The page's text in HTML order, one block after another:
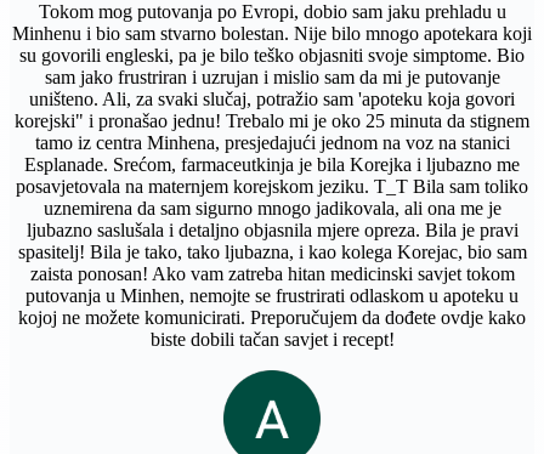
Tokom mog putovanja po Evropi, dobio sam jaku prehladu u
Minhenu i bio sam stvarno bolestan. Nije bilo mnogo apotekara koji
su govorili engleski, pa je bilo teško objasniti svoje simptome. Bio
sam jako frustriran i uzrujan i mislio sam da mi je putovanje
uništeno. Ali, za svaki slučaj, potražio sam 'apoteku koja govori
korejski" i pronašao jednu! Trebalo mi je oko 25 minuta da stignem
tamo iz centra Minhena, presjedajući jednom na voz na stanici
Esplanade. Srećom, farmaceutkinja je bila Korejka i ljubazno me
posavjetovala na maternjem korejskom jeziku. T_T Bila sam toliko
uznemirena da sam sigurno mnogo jadikovala, ali ona me je
ljubazno saslušala i detaljno objasnila mjere opreza. Bila je pravi
spasitelj! Bila je tako, tako ljubazna, i kao kolega Korejac, bio sam
zaista ponosan! Ako vam zatreba hitan medicinski savjet tokom
putovanja u Minhen, nemojte se frustrirati odlaskom u apoteku u
kojoj ne možete komunicirati. Preporučujem da dođete ovdje kako
biste dobili tačan savjet i recept!